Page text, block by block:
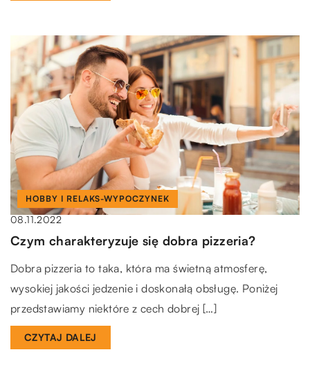
HOBBY I RELAKS-WYPOCZYNEK
08.11.2022
Czym charakteryzuje się dobra pizzeria?
Dobra pizzeria to taka, która ma świetną atmosferę,
wysokiej jakości jedzenie i doskonałą obsługę. Poniżej
przedstawiamy niektóre z cech dobrej […]
CZYTAJ DALEJ